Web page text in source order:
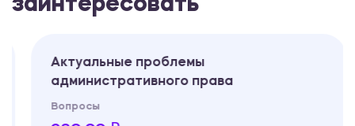
заинтересовать
Актуальные проблемы
административного права
Вопросы